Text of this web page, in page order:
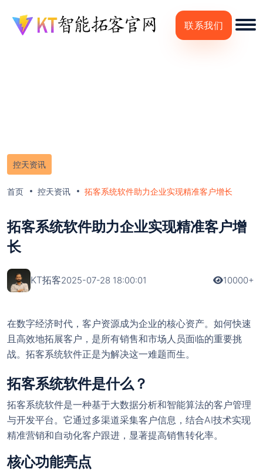
联系我们
控天资讯
首页 控天资讯 拓客系统软件助力企业实现精准客户增长
拓客系统软件助力企业实现精准客户增
长
KT拓客2025-07-28 18:00:01 10000+
在数字经济时代，客户资源成为企业的核心资产。如何快速
且高效地拓展客户，是所有销售和市场人员面临的重要挑
战。拓客系统软件正是为解决这一难题而生。
拓客系统软件是什么？
拓客系统软件是一种基于大数据分析和智能算法的客户管理
与开发平台。它通过多渠道采集客户信息，结合AI技术实现
精准营销和自动化客户跟进，显著提高销售转化率。
核心功能亮点